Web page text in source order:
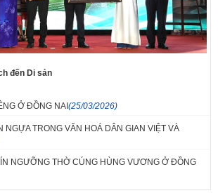
đến Di sản
Ở ĐỒNG NAI(25/03/2026)
NGỰA TRONG VĂN HOÁ DÂN GIAN VIỆT VÀ
NGƯỠNG THỜ CÚNG HÙNG VƯƠNG Ở ĐỒNG